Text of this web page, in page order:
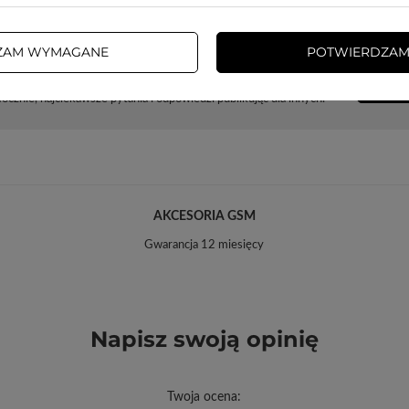
pomocy? Masz pytania?
najciekawsze pytania i odpowiedzi publikując dla innych.
AKCESORIA GSM
Gwarancja 12 miesięcy
Napisz swoją opinię
Twoja ocena:
WYMAGANE